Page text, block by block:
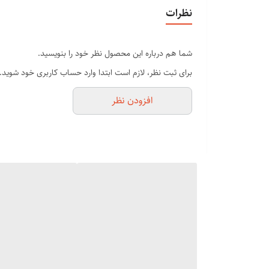
یک قرقره نخی
....
نظرات
شما هم درباره این محصول نظر خود را بنویسید.
برای ثبت نظر، لازم است ابتدا وارد حساب کاربری خود شوید.
افزودن نظر